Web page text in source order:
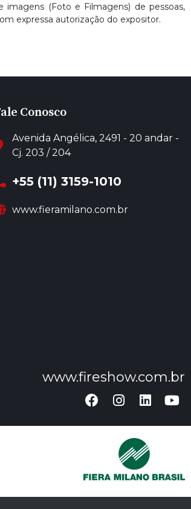
(Foto e Filmagens) de pessoas,
expressa autorização do expositor.
Conosco
Avenida Angélica, 2491 - 20 andar -
Cj. 203 / 204
+55 (11) 3159-1010
www.fieramilano.com.br
www.fireshow.com.br